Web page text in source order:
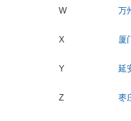
W 万
X 厦
Y 延
Z 枣